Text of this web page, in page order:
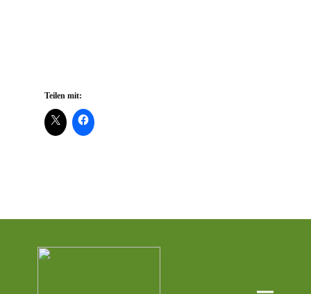
Teilen mit: